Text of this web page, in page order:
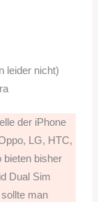
leider nicht)
der iPhone
LG, HTC,
bieten bisher
Dual Sim
man